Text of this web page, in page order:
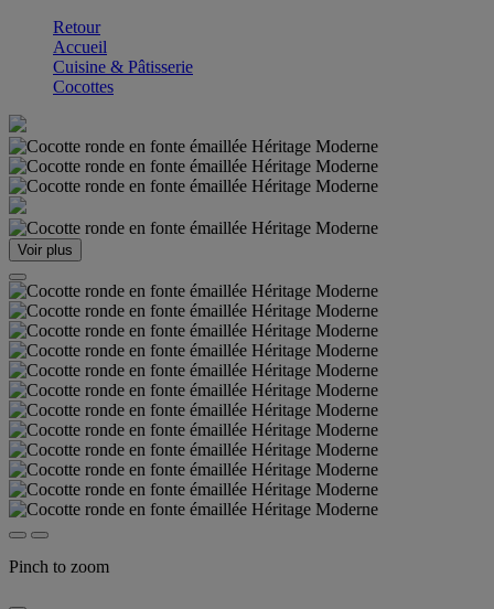
Retour
Accueil
Cuisine & Pâtisserie
Cocottes
Voir plus
Pinch to zoom